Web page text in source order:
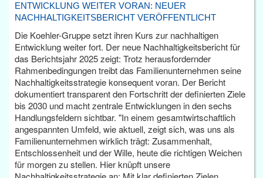
ENTWICKLUNG WEITER VORAN: NEUER
NACHHALTIGKEITSBERICHT VERÖFFENTLICHT
Die Koehler-Gruppe setzt ihren Kurs zur nachhaltigen
Entwicklung weiter fort. Der neue Nachhaltigkeitsbericht für
das Berichtsjahr 2025 zeigt: Trotz herausfordernder
Rahmenbedingungen treibt das Familienunternehmen seine
Nachhaltigkeitsstrategie konsequent voran. Der Bericht
dokumentiert transparent den Fortschritt der definierten Ziele
bis 2030 und macht zentrale Entwicklungen in den sechs
Handlungsfeldern sichtbar. "In einem gesamtwirtschaftlich
angespannten Umfeld, wie aktuell, zeigt sich, was uns als
Familienunternehmen wirklich trägt: Zusammenhalt,
Entschlossenheit und der Wille, heute die richtigen Weichen
für morgen zu stellen. Hier knüpft unsere